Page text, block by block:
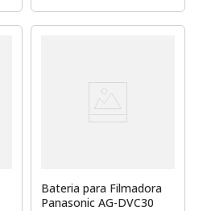
Bateria para Filmadora
Panasonic AG-DVC30